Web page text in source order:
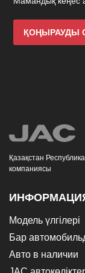
ҚОҢЫРАУДЫ
Қазақстан
компаниясы
Модель үлгілері
Бар
Авто в наличии